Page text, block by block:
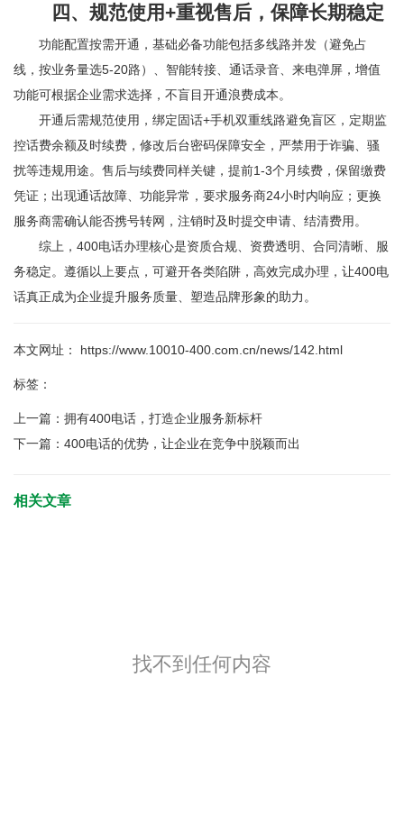
四、规范使用+重视售后，保障长期稳定
功能配置按需开通，基础必备功能包括多线路并发（避免占
线，按业务量选5-20路）、智能转接、通话录音、来电弹屏，增值
功能可根据企业需求选择，不盲目开通浪费成本。
开通后需规范使用，绑定固话+手机双重线路避免盲区，定期监
控话费余额及时续费，修改后台密码保障安全，严禁用于诈骗、骚
扰等违规用途。售后与续费同样关键，提前1-3个月续费，保留缴费
凭证；出现通话故障、功能异常，要求服务商24小时内响应；更换
服务商需确认能否携号转网，注销时及时提交申请、结清费用。
综上，400电话办理核心是资质合规、资费透明、合同清晰、服
务稳定。遵循以上要点，可避开各类陷阱，高效完成办理，让400电
话真正成为企业提升服务质量、塑造品牌形象的助力。
本文网址： https://www.10010-400.com.cn/news/142.html
标签：
上一篇： 拥有400电话，打造企业服务新标杆
下一篇： 400电话的优势，让企业在竞争中脱颖而出
相关文章
找不到任何内容